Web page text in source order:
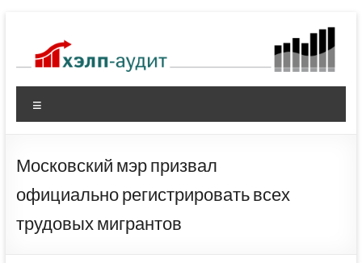
содержимому
Московский мэр призвал
официально регистрировать всех
трудовых мигрантов